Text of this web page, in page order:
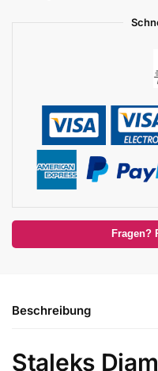
Fragen?
Beschreibung
Staleks